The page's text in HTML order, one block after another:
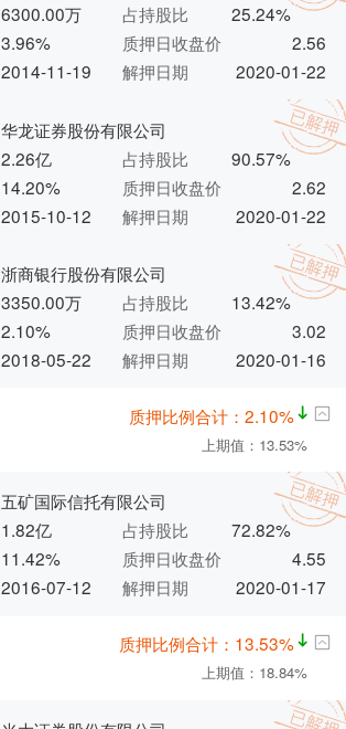
6300.00万 占持股比
25.24%
3.96% 质押日收盘价
2.56
2014-11-19 解押日期 2020-01-22
华龙证券股份有限公司
2.26亿 占持股比
90.57%
14.20% 质押日收盘价
2.62
2015-10-12 解押日期 2020-01-22
浙商银行股份有限公司
3350.00万 占持股比
13.42%
2.10% 质押日收盘价
3.02
2018-05-22 解押日期 2020-01-16
质押比例合计：2.10%
上期值：13.53%
五矿国际信托有限公司
1.82亿 占持股比
72.82%
11.42% 质押日收盘价
4.55
2016-07-12 解押日期 2020-01-17
质押比例合计：13.53%
上期值：18.84%